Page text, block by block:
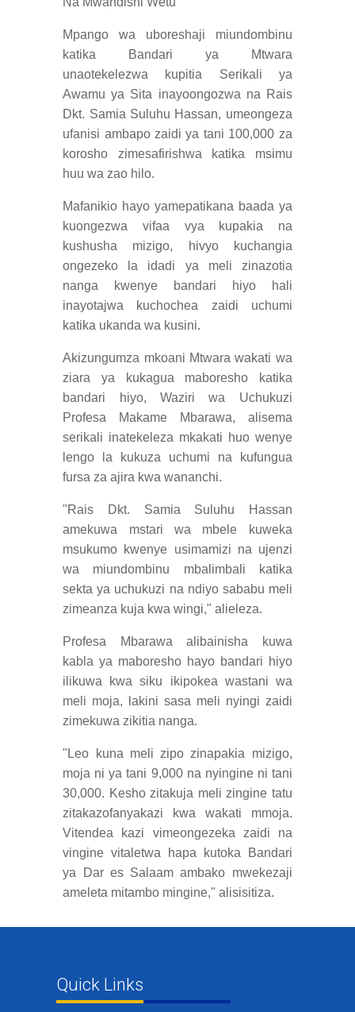
Mpango wa uboreshaji miundombinu
katika Bandari ya Mtwara
unaotekelezwa kupitia Serikali ya
Awamu ya Sita inayoongozwa na Rais
Dkt. Samia Suluhu Hassan, umeongeza
ufanisi ambapo zaidi ya tani 100,000 za
korosho zimesafirishwa katika msimu
huu wa zao hilo.
Mafanikio hayo yamepatikana baada ya
kuongezwa vifaa vya kupakia na
kushusha mizigo, hivyo kuchangia
ongezeko la idadi ya meli zinazotia
nanga kwenye bandari hiyo hali
inayotajwa kuchochea zaidi uchumi
katika ukanda wa kusini.
Akizungumza mkoani Mtwara wakati wa
ziara ya kukagua maboresho katika
bandari hiyo, Waziri wa Uchukuzi
Profesa Makame Mbarawa, alisema
serikali inatekeleza mkakati huo wenye
lengo la kukuza uchumi na kufungua
fursa za ajira kwa wananchi.
"Rais Dkt. Samia Suluhu Hassan
amekuwa mstari wa mbele kuweka
msukumo kwenye usimamizi na ujenzi
wa miundombinu mbalimbali katika
sekta ya uchukuzi na ndiyo sababu meli
zimeanza kuja kwa wingi," alieleza.
Profesa Mbarawa alibainisha kuwa
kabla ya maboresho hayo bandari hiyo
ilikuwa kwa siku ikipokea wastani wa
meli moja, lakini sasa meli nyingi zaidi
zimekuwa zikitia nanga.
"Leo kuna meli zipo zinapakia mizigo,
moja ni ya tani 9,000 na nyingine ni tani
30,000. Kesho zitakuja meli zingine tatu
zitakazofanyakazi kwa wakati mmoja.
Vitendea kazi vimeongezeka zaidi na
vingine vitaletwa hapa kutoka Bandari
ya Dar es Salaam ambako mwekezaji
ameleta mitambo mingine," alisisitiza.
Quick Links